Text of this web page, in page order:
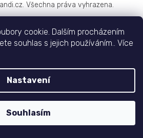
cookie. Dalším procházením
souhlas s jejich používáním.. Více
Nastavení
Souhlasím
. Všechna práva vyhrazena.